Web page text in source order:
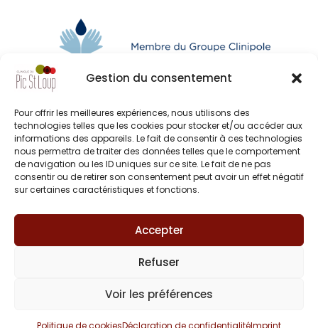
Gestion du consentement
Pour offrir les meilleures expériences, nous utilisons des
technologies telles que les cookies pour stocker et/ou accéder aux
informations des appareils. Le fait de consentir à ces technologies
nous permettra de traiter des données telles que le comportement
de navigation ou les ID uniques sur ce site. Le fait de ne pas
consentir ou de retirer son consentement peut avoir un effet négatif
sur certaines caractéristiques et fonctions.
Accepter
Refuser
Voir les préférences
Politique de cookiesDéclaration de confidentialitéImprint